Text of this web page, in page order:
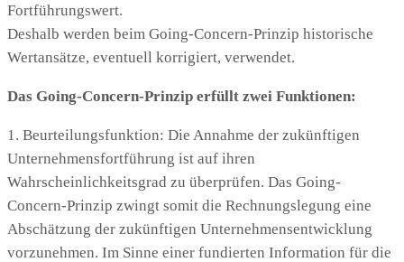
Fortführungswert.
Deshalb werden beim Going-Concern-Prinzip historische
Wertansätze, eventuell korrigiert, verwendet.
Das Going-Concern-Prinzip erfüllt zwei Funktionen:
1. Beurteilungsfunktion: Die Annahme der zukünftigen
Unternehmensfortführung ist auf ihren
Wahrscheinlichkeitsgrad zu überprüfen. Das Going-
Concern-Prinzip zwingt somit die Rechnungslegung eine
Abschätzung der zukünftigen Unternehmensentwicklung
vorzunehmen. Im Sinne einer fundierten Information für die